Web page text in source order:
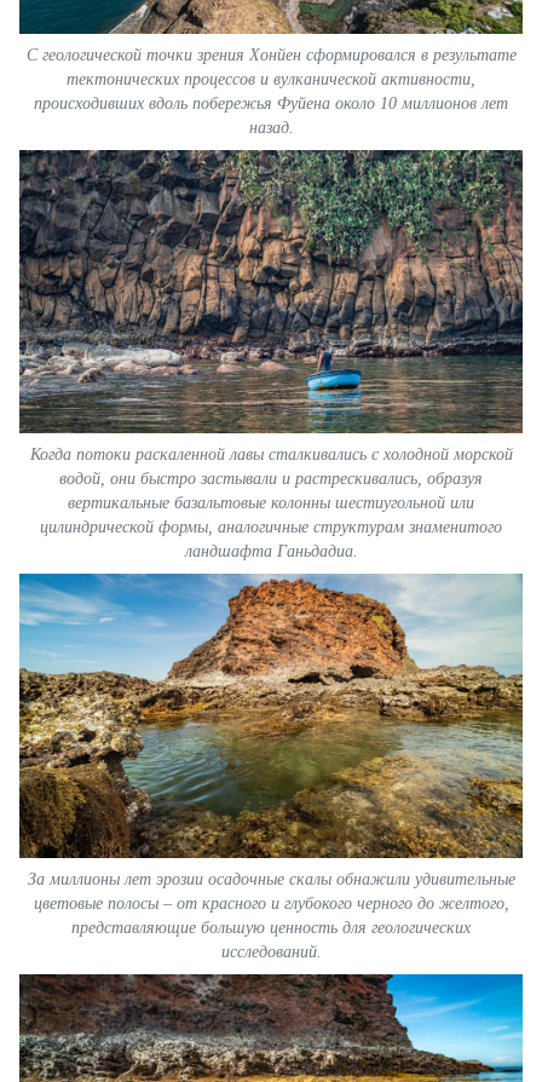
С геологической точки зрения Хонйен сформировался в результате
тектонических процессов и вулканической активности,
происходивших вдоль побережья Фуйена около 10 миллионов лет
назад.
Когда потоки раскаленной лавы сталкивались с холодной морской
водой, они быстро застывали и растрескивались, образуя
вертикальные базальтовые колонны шестиугольной или
цилиндрической формы, аналогичные структурам знаменитого
ландшафта Ганьдадиа.
За миллионы лет эрозии осадочные скалы обнажили удивительные
цветовые полосы – от красного и глубокого черного до желтого,
представляющие большую ценность для геологических
исследований.